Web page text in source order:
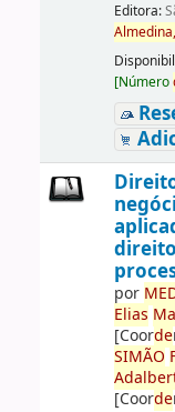
Editora:
Almedina,
[Número
direito
por ME
Elias
[Coorde
SIMÃO
[Coorde